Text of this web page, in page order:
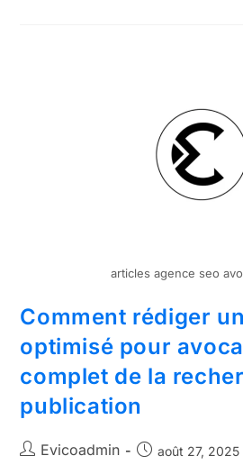
articles agence seo
Comment rédiger
optimisé pour
complet de la
publication
Evicoadmin août 27, 2025